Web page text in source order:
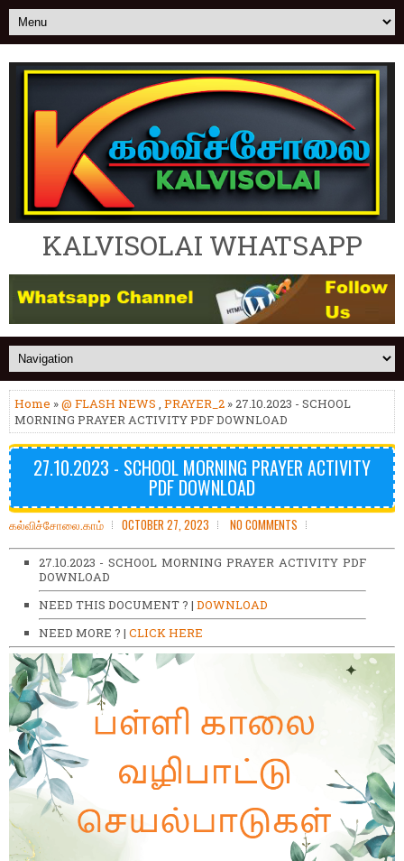
KALVISOLAI WHATSAPP
Home »@ FLASH NEWS , PRAYER_2 » 27.10.2023 - SCHOOL
MORNING PRAYER ACTIVITY PDF DOWNLOAD
27.10.2023 - SCHOOL MORNING PRAYER ACTIVITY
PDF DOWNLOAD
கல்விச்சோலை.காம் OCTOBER 27, 2023 NO COMMENTS
27.10.2023 - SCHOOL MORNING PRAYER ACTIVITY PDF
DOWNLOAD
NEED THIS DOCUMENT ? | DOWNLOAD
NEED MORE ? | CLICK HERE